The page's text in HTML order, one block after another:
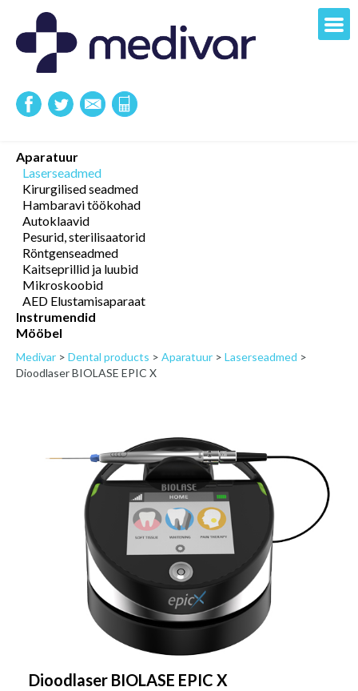
Aparatuur
Laserseadmed
Kirurgilised seadmed
Hambaravi töökohad
Autoklaavid
Pesurid, sterilisaatorid
Röntgenseadmed
Kaitseprillid ja luubid
Mikroskoobid
AED Elustamisaparaat
Instrumendid
Mööbel
Medivar > Dental products > Aparatuur > Laserseadmed >
Dioodlaser BIOLASE EPIC X
Dioodlaser BIOLASE EPIC X